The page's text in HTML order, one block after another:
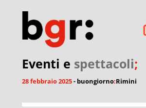
Eventi e spettacoli;
28 febbraio 2025- buongiorno:Rimini